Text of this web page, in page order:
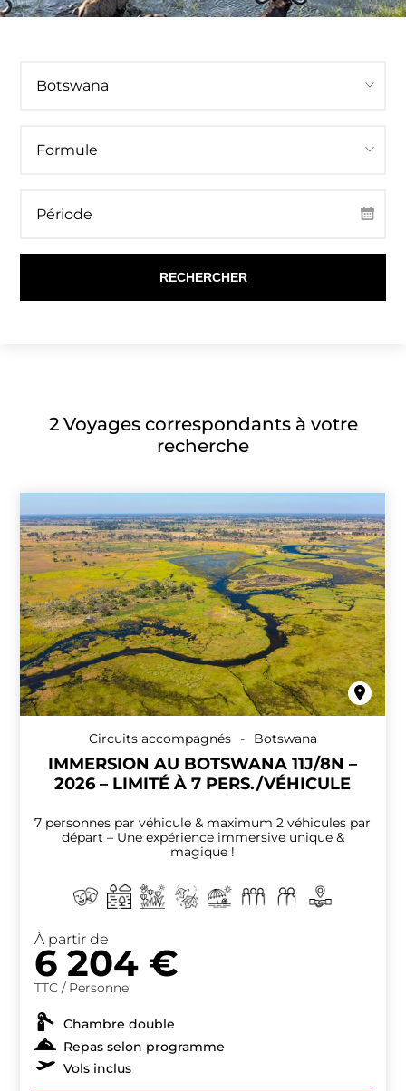
2Voyages correspondants à votre
recherche
Circuits accompagnés - Botswana
IMMERSION AU BOTSWANA 11J/8N –
2026 – LIMITÉ À 7 PERS./VÉHICULE
7 personnes par véhicule & maximum 2 véhicules par
départ – Une expérience immersive unique &
magique !
À partir de
6 204 €
TTC / Personne
Chambre double
Repas selon programme
Vols inclus